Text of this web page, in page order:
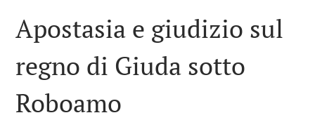
Apostasia e giudizio sul
regno di Giuda sotto
Roboamo